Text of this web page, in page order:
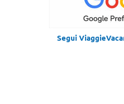
Segui